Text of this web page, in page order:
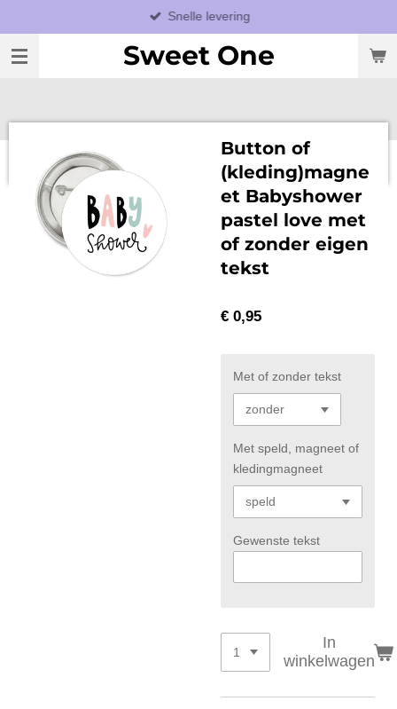
direct
naar
Sweet One
Snelle levering
Button of
(kleding)magne
et Babyshower
pastel love met
of zonder eigen
tekst
€ 0,95
Met of zonder tekst
Met speld, magneet of
kledingmagneet
Gewenste tekst
In
winkelwagen